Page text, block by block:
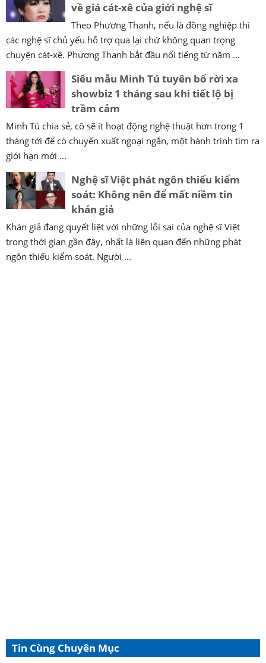
về giá cát-xê của giới nghệ sĩ
Theo Phương Thanh, nếu là đồng nghiệp thì
các nghệ sĩ chủ yếu hỗ trợ qua lại chứ không quan trọng
chuyện cát-xê. Phương Thanh bắt đầu nổi tiếng từ năm ...
Siêu mẫu Minh Tú tuyên bố rời xa
showbiz 1 tháng sau khi tiết lộ bị
trầm cảm
Minh Tú chia sẻ, cô sẽ ít hoạt động nghệ thuật hơn trong 1
tháng tới để có chuyến xuất ngoại ngắn, một hành trình tìm ra
giới hạn mới ...
Nghệ sĩ Việt phát ngôn thiếu kiểm
soát: Không nên để mất niềm tin
khán giả
Khán giả đang quyết liệt với những lỗi sai của nghệ sĩ Việt
trong thời gian gần đây, nhất là liên quan đến những phát
ngôn thiếu kiểm soát. Người ...
Tin Cùng Chuyên Mục